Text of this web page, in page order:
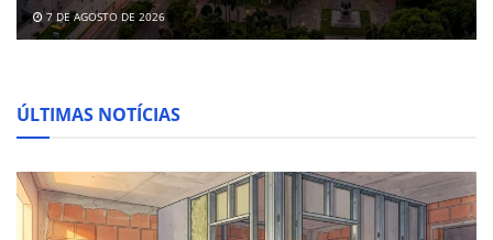
7 DE AGOSTO DE 2026
ÚLTIMAS NOTÍCIAS